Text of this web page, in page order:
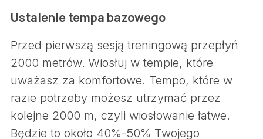
Ustalenie tempa bazowego
Przed pierwszą sesją treningową przepłyń
2000 metrów. Wiosłuj w tempie, które
uważasz za komfortowe. Tempo, które w
razie potrzeby możesz utrzymać przez
kolejne 2000 m, czyli wiosłowanie łatwe.
Będzie to około 40%-50% Twojego